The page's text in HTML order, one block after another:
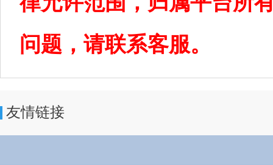
问题，请联系客服。
友情链接